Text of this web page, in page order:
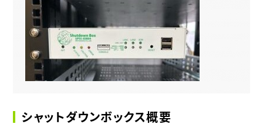
シャットダウンボックス概要